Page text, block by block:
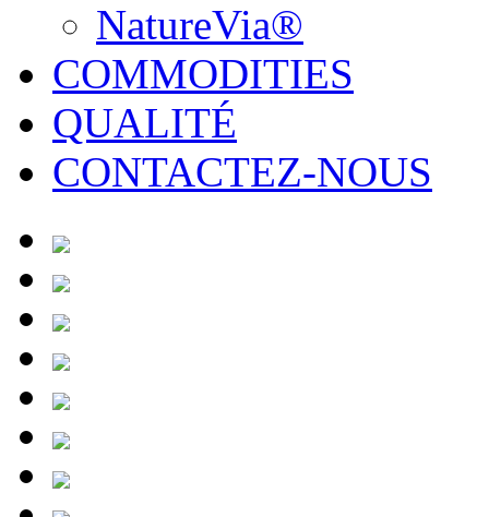
NatureVia®
COMMODITIES
QUALITÉ
CONTACTEZ-NOUS